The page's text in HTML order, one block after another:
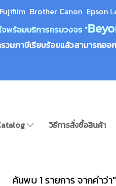
Brother Canon Epson
พร้อมบริการครบวงจร "
วมภาษีเรียบร้อยแล้วสามารถออ
วิธีการสั่งซื้อสินค้า
ค้นพบ 1 รายการ จากคำว่